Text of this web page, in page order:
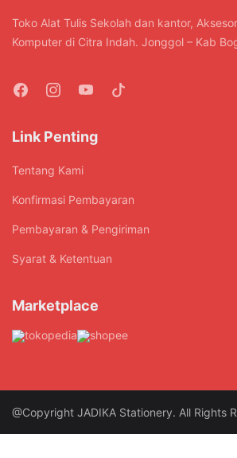
Toko Alat Tulis Sekolah dan kantor,
Komputer di Citra Indah. Jonggol – Kab
Link Penting
Tentang Kami
Konfirmasi Pembayaran
Pembayaran & Pengiriman
Syarat & Ketentuan
Marketplace
@Copyright JADIKA Stationery. All Rights